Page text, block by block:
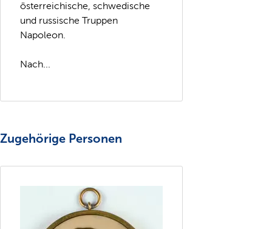
österreichische, schwedische
und russische Truppen
Napoleon.
Nach...
Zugehörige Personen